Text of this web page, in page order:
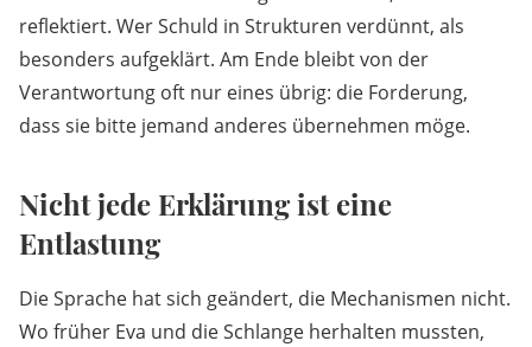
reflektiert. Wer Schuld in Strukturen verdünnt, als
besonders aufgeklärt. Am Ende bleibt von der
Verantwortung oft nur eines übrig: die Forderung,
dass sie bitte jemand anderes übernehmen möge.
Nicht jede Erklärung ist eine
Entlastung
Die Sprache hat sich geändert, die Mechanismen nicht.
Wo früher Eva und die Schlange herhalten mussten,